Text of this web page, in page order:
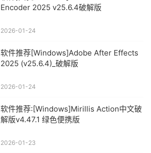
Encoder 2025 v25.6.4破解版
2026-01-24
软件推荐[Windows]Adobe After Effects
2025 (v25.6.4)_破解版
2026-01-24
软件推荐:[Windows]Mirillis Action中文破
解版v4.47.1 绿色便携版
2026-01-23